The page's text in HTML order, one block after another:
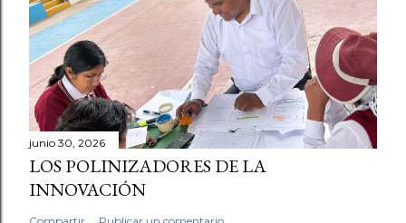
junio 30, 2026
LOS POLINIZADORES DE LA
INNOVACIÓN